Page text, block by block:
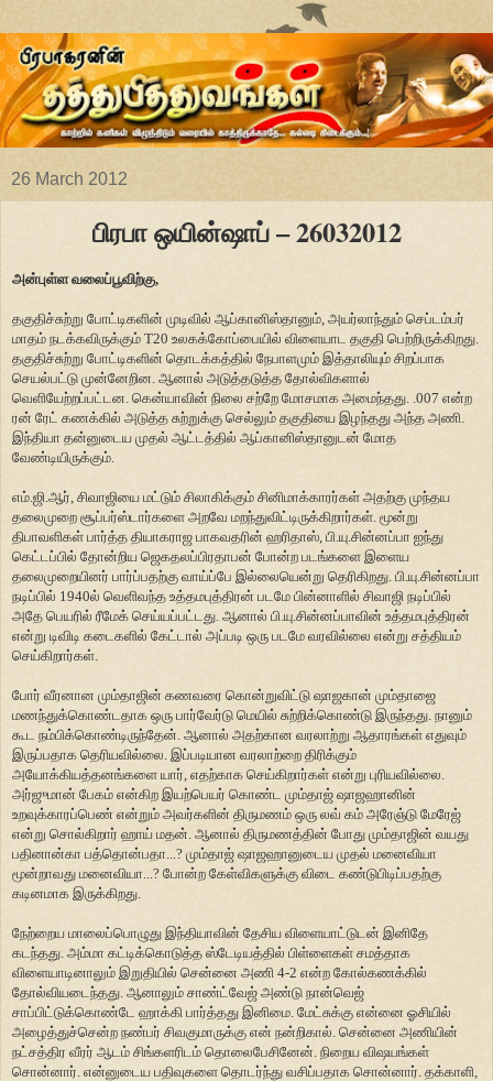
26 March 2012
பிரபா ஒயின்ஷாப் – 26032012
அன்புள்ள வலைப்பூவிற்கு,
தகுதிச்சுற்று போட்டிகளின் முடிவில் ஆப்கானிஸ்தானும், அயர்லாந்தும் செப்டம்பர்
மாதம் நடக்கவிருக்கும் T20 உலகக்கோப்பையில் விளையாட தகுதி பெற்றிருக்கிறது.
தகுதிச்சுற்று போட்டிகளின் தொடக்கத்தில் நேபாளமும் இத்தாலியும் சிறப்பாக
செயல்பட்டு முன்னேறின. ஆனால் அடுத்தடுத்த தோல்விகளால்
வெளியேற்றப்பட்டன. கென்யாவின் நிலை சற்றே மோசமாக அமைந்தது. .007 என்ற
ரன் ரேட் கணக்கில் அடுத்த சுற்றுக்கு செல்லும் தகுதியை இழந்தது அந்த அணி.
இந்தியா தன்னுடைய முதல் ஆட்டத்தில் ஆப்கானிஸ்தானுடன் மோத
வேண்டியிருக்கும்.
எம்.ஜி.ஆர், சிவாஜியை மட்டும் சிலாகிக்கும் சினிமாக்காரர்கள் அதற்கு முந்தய
தலைமுறை சூப்பர்ஸ்டார்களை அறவே மறந்துவிட்டிருக்கிறார்கள். மூன்று
திபாவளிகள் பார்த்த தியாகராஜ பாகவதரின் ஹரிதாஸ், பி.யு.சின்னப்பா ஐந்து
கெட்டப்பில் தோன்றிய ஜெகதலப்பிரதாபன் போன்ற படங்களை இளைய
தலைமுறையினர் பார்ப்பதற்கு வாய்ப்பே இல்லையென்று தெரிகிறது. பி.யு.சின்னப்பா
நடிப்பில் 1940ல் வெளிவந்த உத்தமபுத்திரன் படமே பின்னாளில் சிவாஜி நடிப்பில்
அதே பெயரில் ரீமேக் செய்யப்பட்டது. ஆனால் பி.யு.சின்னப்பாவின் உத்தமபுத்திரன்
என்று டிவிடி கடைகளில் கேட்டால் அப்படி ஒரு படமே வரவில்லை என்று சத்தியம்
செய்கிறார்கள்.
போர் வீரனான மும்தாஜின் கணவரை கொன்றுவிட்டு ஷாஜகான் மும்தாஜை
மணந்துக்கொண்டதாக ஒரு பார்வேர்டு மெயில் சுற்றிக்கொண்டு இருந்தது. நானும்
கூட நம்பிக்கொண்டிருந்தேன். ஆனால் அதற்கான வரலாற்று ஆதாரங்கள் எதுவும்
இருப்பதாக தெரியவில்லை. இப்படியான வரலாற்றை திரிக்கும்
அயோக்கியத்தனங்களை யார், எதற்காக செய்கிறார்கள் என்று புரியவில்லை.
அர்ஜுமான் பேகம் என்கிற இயற்பெயர் கொண்ட மும்தாஜ் ஷாஜஹானின்
உறவுக்காரப்பெண் என்றும் அவர்களின் திருமணம் ஒரு லவ் கம் அரேஞ்டு மேரேஜ்
என்று சொல்கிறார் ஹாய் மதன். ஆனால் திருமணத்தின் போது மும்தாஜின் வயது
பதினான்கா பத்தொன்பதா...? மும்தாஜ் ஷாஜஹானுடைய முதல் மனைவியா
மூன்றாவது மனைவியா...? போன்ற கேள்விகளுக்கு விடை கண்டுபிடிப்பதற்கு
கடினமாக இருக்கிறது.
நேற்றைய மாலைப்பொழுது இந்தியாவின் தேசிய விளையாட்டுடன் இனிதே
கடந்தது. அம்மா கட்டிக்கொடுத்த ஸ்டேடியத்தில் பிள்ளைகள் சமத்தாக
விளையாடினாலும் இறுதியில் சென்னை அணி 4-2 என்ற கோல்கணக்கில்
தோல்வியடைந்தது. ஆனாலும் சாண்ட்வேஜ் அண்டு நான்வெஜ்
சாப்பிட்டுக்கொண்டே ஹாக்கி பார்த்தது இனிமை. மேட்சுக்கு என்னை ஓசியில்
அழைத்துச்சென்ற நண்பர் சிவகுமாருக்கு என் நன்றிகால். சென்னை அணியின்
நட்சத்திர வீரர் ஆடம் சிங்களரிடம் தொலைபேசினேன். நிறைய விஷயங்கள்
சொன்னார். என்னுடைய பதிவுகளை தொடர்ந்து வசிப்பதாக சொன்னார். தக்காளி,